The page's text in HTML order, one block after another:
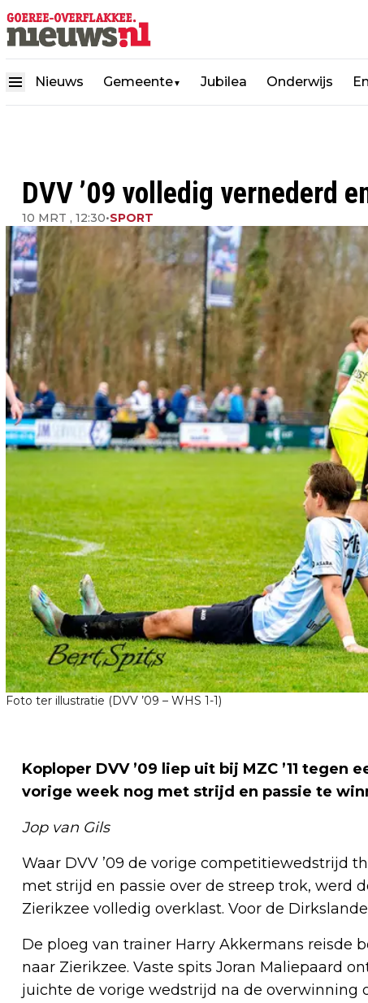
Nieuws Gemeente▼ Jubilea Onderwijs
DVV ’09 volledig vernederd
10 MRT , 12:30•SPORT
Foto ter illustratie (DVV ’09 – WHS 1-1)
Koploper DVV ’09 liep uit bij MZC ’11 tegen
vorige week nog met strijd en passie te
Jop van Gils
Waar DVV ’09 de vorige competitiewedstrijd
met strijd en passie over de streep trok, werd
Zierikzee volledig overklast. Voor de
De ploeg van trainer Harry Akkermans reisde
naar Zierikzee. Vaste spits Joran Maliepaard
juichte de vorige wedstrijd na de